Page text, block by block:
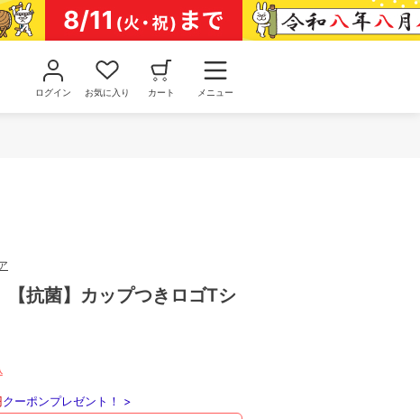
ログイン お気に入り カート メニュー
【抗菌】カップつきロゴTシ
クーポンプレゼント！ >